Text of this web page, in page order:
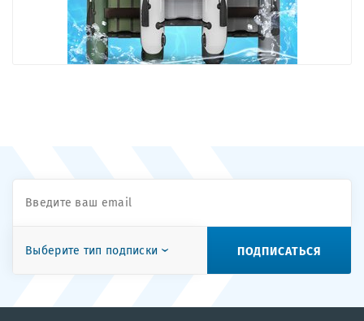
Выберите тип подписки ПОДПИСАТЬСЯ